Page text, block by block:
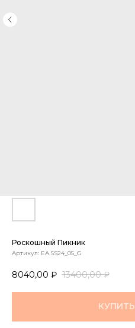
Роскошный Пикник
Артикул: EA.SS24_05_G
8040,00 ₽ 13400,00 ₽
КУПИТЬ